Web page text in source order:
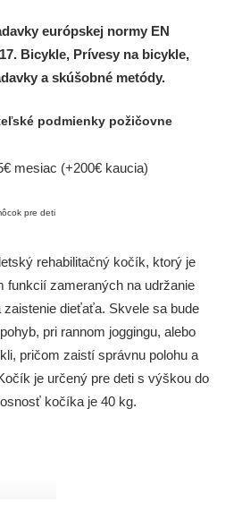
európskej normy EN
Bicykle, Prívesy na bicykle,
a skúšobné metódy.
podmienky požičovne
mesiac (+200€ kaucia)
pre deti
rehabilitačný kočík, ktorý je
funkcií zameraných na udržanie
zaistenie dieťaťa. Skvele sa bude
pri rannom joggingu, alebo
pričom zaistí správnu polohu a
je určený pre deti s výškou do
kočíka je 40 kg.